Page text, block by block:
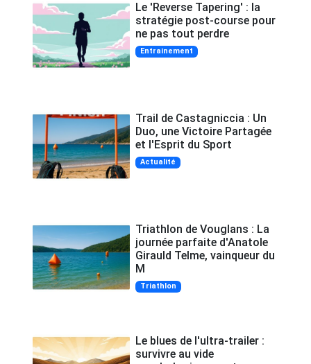
Le 'Reverse Tapering' : la
stratégie post-course pour
ne pas tout perdre
Entrainement
Trail de Castagniccia : Un
Duo, une Victoire Partagée
et l'Esprit du Sport
Actualité
Triathlon de Vouglans : La
journée parfaite d'Anatole
Girauld Telme, vainqueur du
M
Triathlon
Le blues de l'ultra-trailer :
survivre au vide